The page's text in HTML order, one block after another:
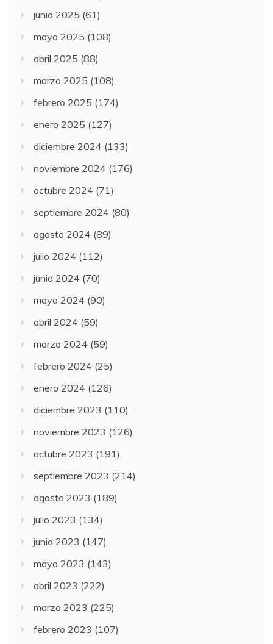
junio 2025 (61)
mayo 2025 (108)
abril 2025 (88)
marzo 2025 (108)
febrero 2025 (174)
enero 2025 (127)
diciembre 2024 (133)
noviembre 2024 (176)
octubre 2024 (71)
septiembre 2024 (80)
agosto 2024 (89)
julio 2024 (112)
junio 2024 (70)
mayo 2024 (90)
abril 2024 (59)
marzo 2024 (59)
febrero 2024 (25)
enero 2024 (126)
diciembre 2023 (110)
noviembre 2023 (126)
octubre 2023 (191)
septiembre 2023 (214)
agosto 2023 (189)
julio 2023 (134)
junio 2023 (147)
mayo 2023 (143)
abril 2023 (222)
marzo 2023 (225)
febrero 2023 (107)